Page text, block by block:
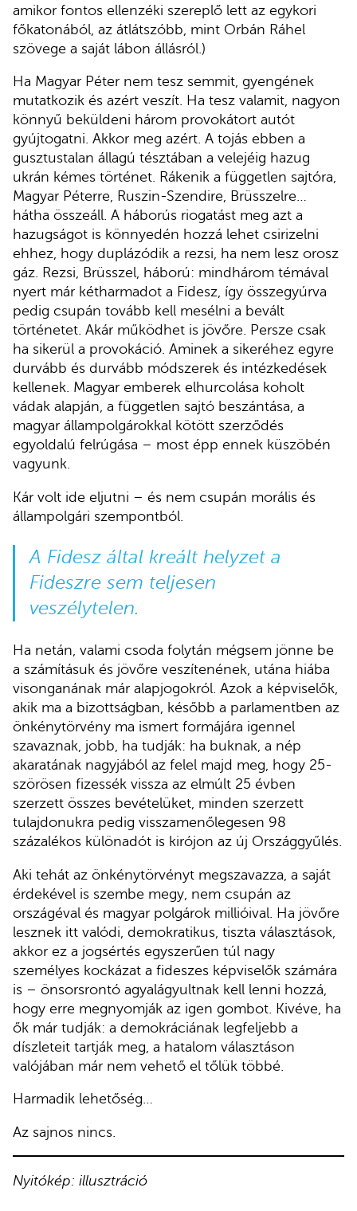
amikor fontos ellenzéki szereplő lett az egykori
főkatonából, az átlátszóbb, mint Orbán Ráhel
szövege a saját lábon állásról.)
Ha Magyar Péter nem tesz semmit, gyengének
mutatkozik és azért veszít. Ha tesz valamit, nagyon
könnyű beküldeni három provokátort autót
gyújtogatni. Akkor meg azért. A tojás ebben a
gusztustalan állagú tésztában a velejéig hazug
ukrán kémes történet. Rákenik a független sajtóra,
Magyar Péterre, Ruszin-Szendire, Brüsszelre…
hátha összeáll. A háborús riogatást meg azt a
hazugságot is könnyedén hozzá lehet csirizelni
ehhez, hogy duplázódik a rezsi, ha nem lesz orosz
gáz. Rezsi, Brüsszel, háború: mindhárom témával
nyert már kétharmadot a Fidesz, így összegyúrva
pedig csupán tovább kell mesélni a bevált
történetet. Akár működhet is jövőre. Persze csak
ha sikerül a provokáció. Aminek a sikeréhez egyre
durvább és durvább módszerek és intézkedések
kellenek. Magyar emberek elhurcolása koholt
vádak alapján, a független sajtó beszántása, a
magyar állampolgárokkal kötött szerződés
egyoldalú felrúgása – most épp ennek küszöbén
vagyunk.
Kár volt ide eljutni – és nem csupán morális és
állampolgári szempontból.
A Fidesz által kreált helyzet a
Fideszre sem teljesen
veszélytelen.
Ha netán, valami csoda folytán mégsem jönne be
a számításuk és jövőre veszítenének, utána hiába
visonganának már alapjogokról. Azok a képviselők,
akik ma a bizottságban, később a parlamentben az
önkénytörvény ma ismert formájára igennel
szavaznak, jobb, ha tudják: ha buknak, a nép
akaratának nagyjából az felel majd meg, hogy 25-
szörösen fizessék vissza az elmúlt 25 évben
szerzett összes bevételüket, minden szerzett
tulajdonukra pedig visszamenőlegesen 98
százalékos különadót is kirójon az új Országgyűlés.
Aki tehát az önkénytörvényt megszavazza, a saját
érdekével is szembe megy, nem csupán az
országéval és magyar polgárok millióival. Ha jövőre
lesznek itt valódi, demokratikus, tiszta választások,
akkor ez a jogsértés egyszerűen túl nagy
személyes kockázat a fideszes képviselők számára
is – önsorsrontó agyalágyultnak kell lenni hozzá,
hogy erre megnyomják az igen gombot. Kivéve, ha
ők már tudják: a demokráciának legfeljebb a
díszleteit tartják meg, a hatalom választáson
valójában már nem vehető el tőlük többé.
Harmadik lehetőség…
Az sajnos nincs.
Nyitókép: illusztráció